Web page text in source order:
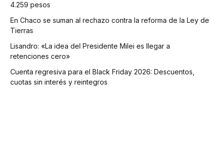
4.259 pesos
En Chaco se suman al rechazo contra la reforma de la Ley de
Tierras
Lisandro: «La idea del Presidente Milei es llegar a
retenciones cero»
Cuenta regresiva para el Black Friday 2026: Descuentos,
cuotas sin interés y reintegros